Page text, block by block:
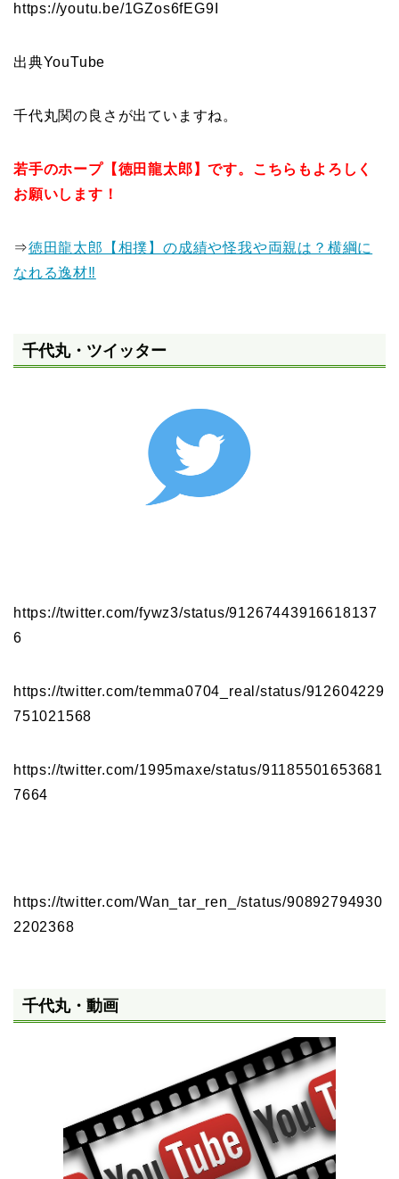
https://youtu.be/1GZos6fEG9I
出典YouTube
千代丸関の良さが出ていますね。
若手のホープ【徳田龍太郎】です。こちらもよろしく
お願いします！
⇒徳田龍太郎【相撲】の成績や怪我や両親は？横綱に
なれる逸材‼
千代丸・ツイッター
https://twitter.com/fywz3/status/91267443916618137
6
https://twitter.com/temma0704_real/status/912604229
751021568
https://twitter.com/1995maxe/status/91185501653681
7664
https://twitter.com/Wan_tar_ren_/status/90892794930
2202368
千代丸・動画